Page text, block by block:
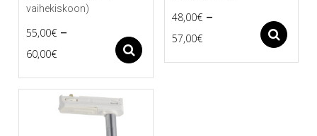
vaihekiskoon)
55,00€ –
60,00€Price
range:
55,00€
through
tuotteella
useampi
48,00€ –
57,00€Price
range:
tuotteella